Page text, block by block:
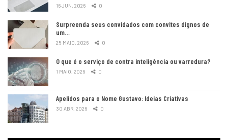
16 JUN, 2026 0
Surpreenda seus convidados com convites dignos de
um…
25 MAIO, 2026 0
O que é o serviço de contra inteligência ou varredura?
1 MAIO, 2026 0
Apelidos para o Nome Gustavo: Ideias Criativas
30 ABR, 2026 0